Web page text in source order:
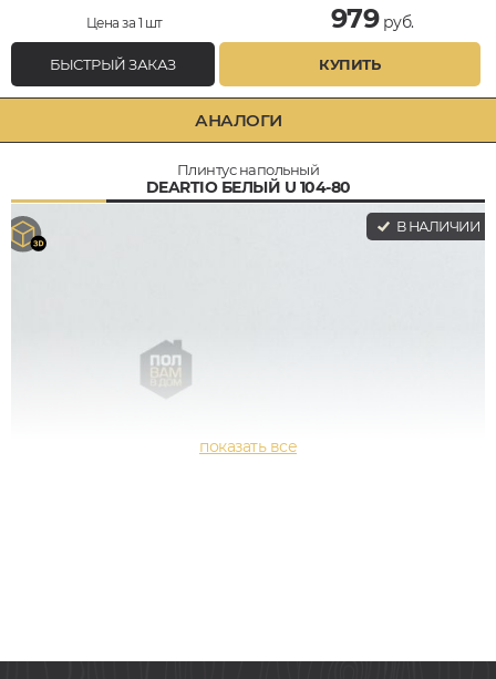
Цена за 1 шт 979руб.
БЫСТРЫЙ ЗАКАЗ КУПИТЬ
АНАЛОГИ
Плинтус напольный
DEARTIO БЕЛЫЙ U 104-80
В НАЛИЧИИ